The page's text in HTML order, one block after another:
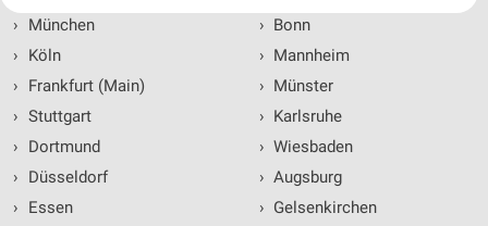
›
München
›
Köln
›
Frankfurt (Main)
› Stuttgart
›
Dortmund
›
Düsseldorf
›
Essen
› Bonn
› Mannheim
› Münster
› Karlsruhe
› Wiesbaden
› Augsburg
› Gelsenkirchen
Website/App.
Partnerliste anzeigen (1 IAB-Anbieter)
Wir nutzen Ihre Daten für folgende Zwecke:
auf einem Endgerät
Verwendung reduzierter Daten zur Auswahl von
Werbeanzeigen